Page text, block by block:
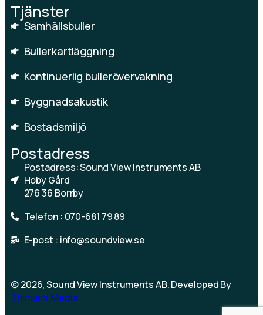
Tjänster
Samhällsbuller
Bullerkartläggning
Kontinuerlig bullerövervakning
Byggnadsakustik
Bostadsmiljö
Postadress
Postadress: Sound View Instruments AB
Hoby Gård
276 36 Borrby
Telefon : 070-681 79 89
E-post : info@soundview.se
© 2026, Sound View Instruments AB. Developed By
Thinkers Media